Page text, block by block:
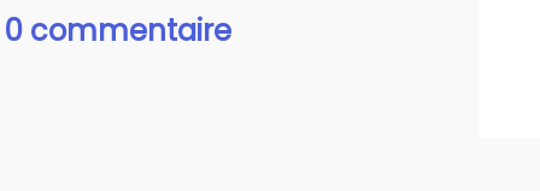
0 commentaire